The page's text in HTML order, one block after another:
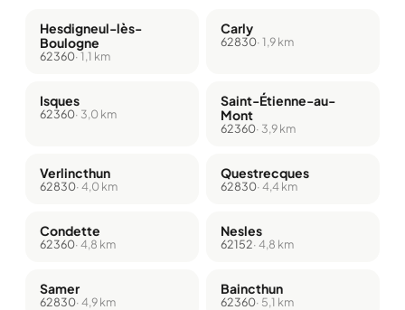
Hesdigneul-lès-
Boulogne
62360· 1,1 km
Carly
62830· 1,9 km
Isques
62360· 3,0 km
Saint-Étienne-au-
Mont
62360· 3,9 km
Verlincthun
62830· 4,0 km
Questrecques
62830· 4,4 km
Condette
62360· 4,8 km
Nesles
62152· 4,8 km
Samer
62830· 4,9 km
Baincthun
62360· 5,1 km